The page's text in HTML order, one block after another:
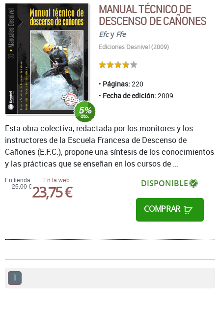
MANUAL TÉCNICO DE
DESCENSO DE CAÑONES
Efcy Ffe
Ediciones Desnivel (2009)
Páginas: 220
Fecha de edición: 2009
En tienda:
25,00 €
En la web:
23,75 € DISPONIBLE
COMPRAR
Esta obra colectiva, redactada por los monitores y los
instructores de la Escuela Francesa de Descenso de
Cañones (E.F.C.), propone una síntesis de los conocimientos
y las prácticas que se enseñan en los cursos de ...
1